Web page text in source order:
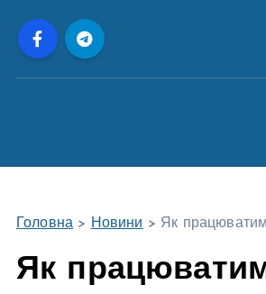
Головна > Новини > Як
Як